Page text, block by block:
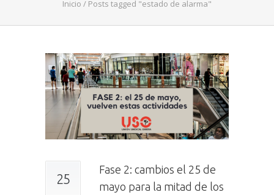
Inicio / Posts tagged "estado de alarma"
25
Fase 2: cambios el 25 de
mayo para la mitad de los